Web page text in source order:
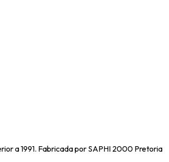
a 1991. Fabricada por SAPHI 2000 Pretoria